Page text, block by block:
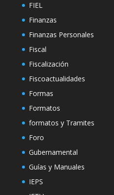
FIEL
Finanzas
Finanzas Personales
Fiscal
Fiscalización
Fiscoactualidades
Formas
Formatos
formatos y Tramites
Foro
Gubernamental
Guías y Manuales
IEPS